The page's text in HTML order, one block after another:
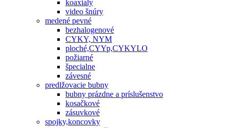
koaxialy
video šnúry
medené pevné
bezhalogenové
CYKY, NYM
ploché,CYYp,CYKYLO
požiarné
špecialne
závesné
predlžovacie bubny
bubny prázdne a príslušenstvo
kosačkové
zásuvkové
spojky,koncovky